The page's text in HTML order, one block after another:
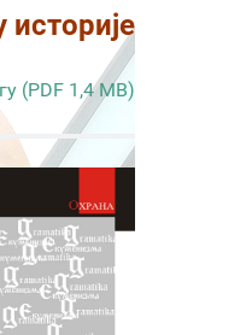
историје
(PDF 1,4 MB)